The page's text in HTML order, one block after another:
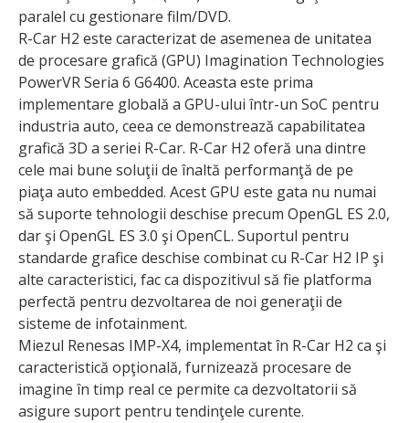
paralel cu gestionare film/DVD.
R-Car H2 este caracterizat de asemenea de unitatea
de procesare grafică (GPU) Imagination Technologies
PowerVR Seria 6 G6400. Aceasta este prima
implementare globală a GPU-ului într-un SoC pentru
industria auto, ceea ce demonstrează capabilitatea
grafică 3D a seriei R-Car. R-Car H2 oferă una dintre
cele mai bune soluţii de înaltă performanţă de pe
piaţa auto embedded. Acest GPU este gata nu numai
să suporte tehnologii deschise precum OpenGL ES 2.0,
dar şi OpenGL ES 3.0 şi OpenCL. Suportul pentru
standarde grafice deschise combinat cu R-Car H2 IP şi
alte caracteristici, fac ca dispozitivul să fie platforma
perfectă pentru dezvoltarea de noi generaţii de
sisteme de infotainment.
Miezul Renesas IMP-X4, implementat în R-Car H2 ca şi
caracteristică opţională, furnizează procesare de
imagine în timp real ce permite ca dezvoltatorii să
asigure suport pentru tendinţele curente.